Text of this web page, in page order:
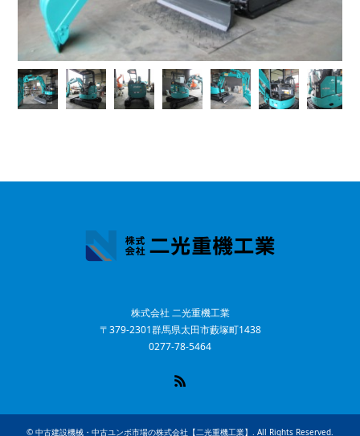
株式会社 二光重機工業
〒379-2301群馬県太田市藪塚町1438
0277-78-5464
© 中古建設機械・中古ユンボ市場の株式会社【二光重機工業】 . All Rights Reserved.